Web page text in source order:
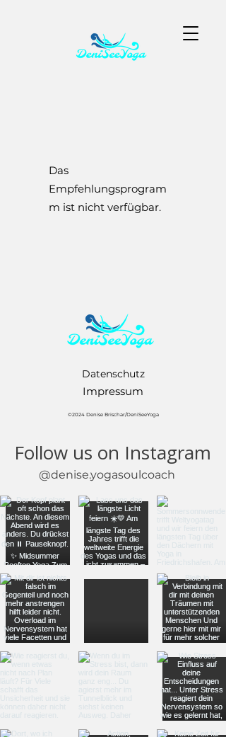
Das
Empfehlungsprogram
m ist nicht verfügbar.
Datenschutz
Impressum
©2024 Denise Brischar/DeniSeeYoga
Follow us on Instagram
@denise.yogasoulcoach